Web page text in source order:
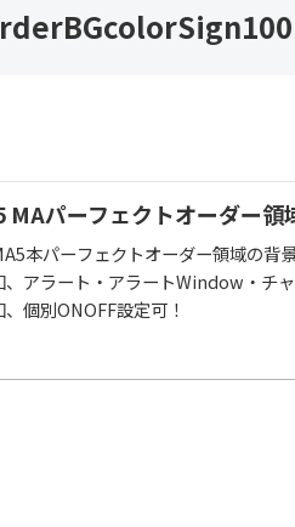
MAパーフェクトオーダー
本パーフェクトオーダー領域の背
、アラート・アラートWindow・チ
、個別ONOFF設定可！